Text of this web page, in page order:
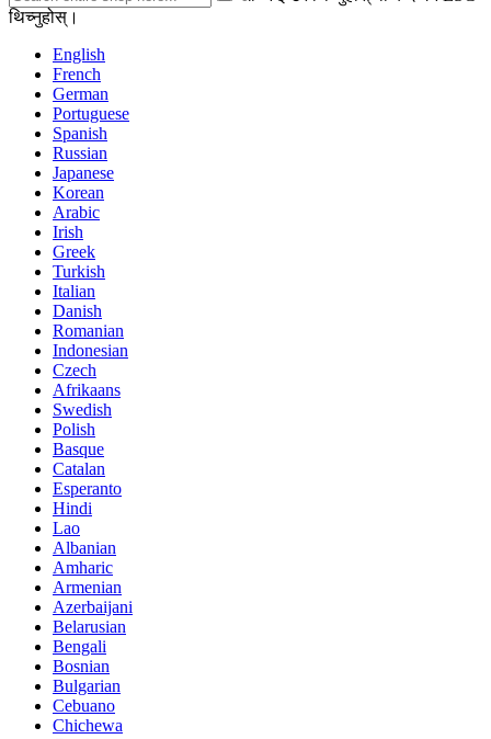
थिच्नुहोस्।
English
French
German
Portuguese
Spanish
Russian
Japanese
Korean
Arabic
Irish
Greek
Turkish
Italian
Danish
Romanian
Indonesian
Czech
Afrikaans
Swedish
Polish
Basque
Catalan
Esperanto
Hindi
Lao
Albanian
Amharic
Armenian
Azerbaijani
Belarusian
Bengali
Bosnian
Bulgarian
Cebuano
Chichewa